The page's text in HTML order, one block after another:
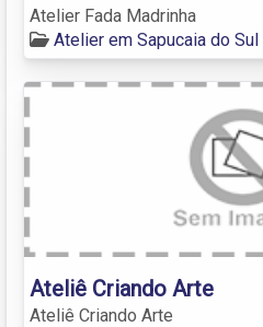
Atelier Fada Madrinha
Atelier em Sapucaia do Sul
Ateliê Criando Arte
Ateliê Criando Arte